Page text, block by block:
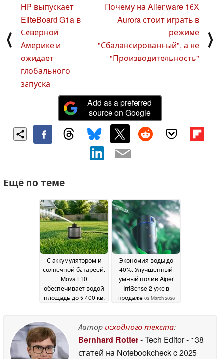
⟨
HP выпускает
EliteBoard G1a в
Северной
Америке и
ожидает
глобального
запуска
Почему на Alienware 16X
Aurora стоит играть в
режиме
"Сбалансированный", а не
"Производительность"
⟩
Add as a preferred
source on Google
Ещё по теме
С аккумулятором и
солнечной батареей:
Mova L10
обеспечивает водой
площадь до 5 400 кв.
Экономия воды до
40%: Улучшенный
умный полив Aiper
IrriSense 2 уже в
продаже 03 March 2026
Авторисходного текста:
Bernhard Rotter- Tech Editor- 138
статей на Notebookcheckc 2025